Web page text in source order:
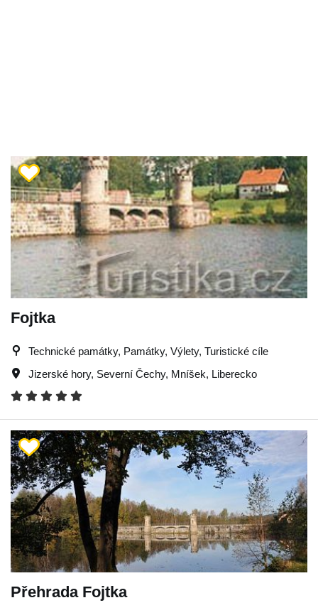
Fojtka
Technické památky, Památky, Výlety, Turistické cíle
Jizerské hory, Severní Čechy, Mníšek, Liberecko
Přehrada Fojtka